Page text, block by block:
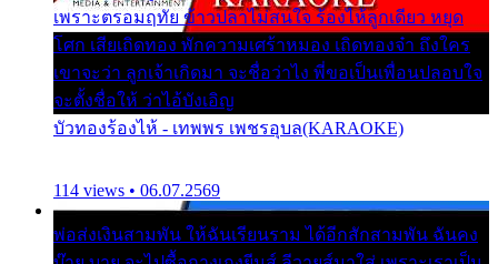
เพราะตรอมฤทัย ข้าวปลาไม่สนใจ ร้องไห้ลูกเดียว หยุด
โศก เสียเถิดทอง พักความเศร้าหมอง เถิดทองจ๋า ถึงใคร
เขาจะว่า ลูกเจ้าเกิดมา จะชื่อว่าไง พี่ขอเป็นเพื่อนปลอบใจ
จะตั้งชื่อให้ ว่าไอ้บังเอิญ
บัวทองร้องไห้ - เทพพร เพชรอุบล(KARAOKE)
114 views • 06.07.2569
พ่อส่งเงินสามพัน ให้ฉันเรียนราม ได้อีกสักสามพัน ฉันคง